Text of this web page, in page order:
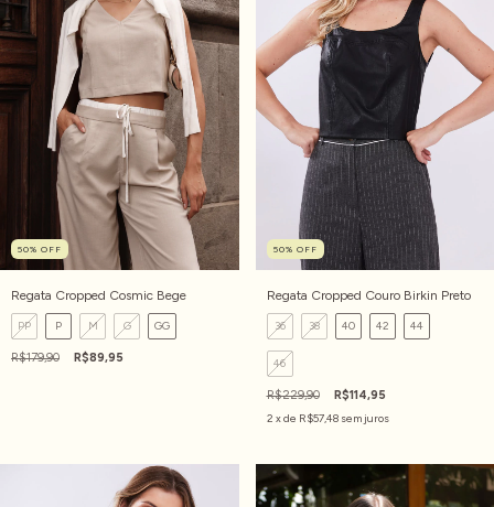
50% OFF
Regata Cropped Cosmic Bege
PP P M G GG
R$179,90 R$89,95
50% OFF
Regata Cropped Couro Birkin Preto
36 38 40 42 44
46
R$229,90
R$114,95
2 x de R$57,48 sem juros